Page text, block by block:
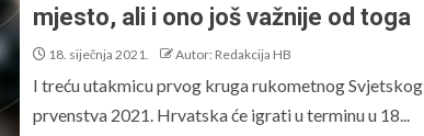
mjesto, ali i ono još važnije od toga
18. siječnja 2021. Autor: Redakcija HB
I treću utakmicu prvog kruga rukometnog Svjetskog
prvenstva 2021. Hrvatska će igrati u terminu u 18...